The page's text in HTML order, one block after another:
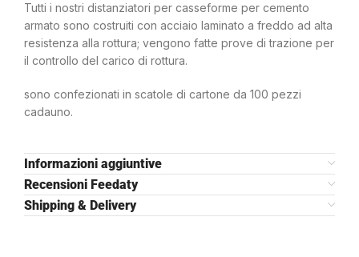
Tutti i nostri distanziatori per casseforme per cemento
armato sono costruiti con acciaio laminato a freddo ad alta
resistenza alla rottura; vengono fatte prove di trazione per
il controllo del carico di rottura.
sono confezionati in scatole di cartone da 100 pezzi
cadauno.
Informazioni aggiuntive
Recensioni Feedaty
Shipping & Delivery